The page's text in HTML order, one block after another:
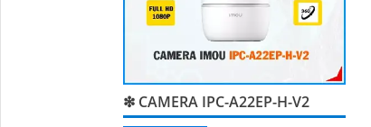
❇ CAMERA IPC-A22EP-H-V2